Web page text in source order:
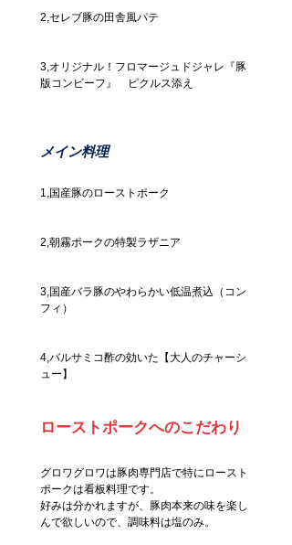
2,セレブ豚の田舎風パテ
3,オリジナル！フロマージュドジャレ『豚
版コンビーフ』　ピクルス添え
メイン料理
1,国産豚のローストポーク
2,朝霧ポークの特製ラザニア
3,国産バラ豚のやわらかい低温煮込（コン
フィ）
4,バルサミコ酢の効いた【大人のチャーシ
ュー】
ローストポークへのこだわり
グロワグロワは豚肉専門店で特にロースト
ポークは看板料理です。
好みは分かれますが、豚肉本来の味を楽し
んで欲しいので、調味料は塩のみ。